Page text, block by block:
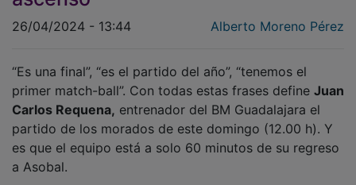
primer match-ball”. Con todas estas frases define
Carlos Requena,entrenador del BM Guadalajara el
partido de los morados de este domingo (12.00 h). Y
es que el equipo está a solo 60 minutos de su regreso
a Asobal.